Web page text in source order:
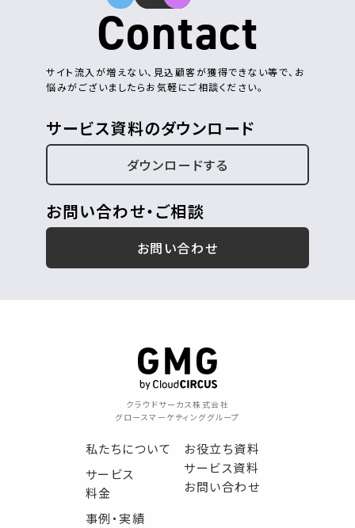
Contact
サイト流入が増えない、見込顧客が獲得できない等で、お
悩みがございましたらお気軽にご相談ください。
サービス資料のダウンロード
ダウンロードする
お問い合わせ・ご相談
お問い合わせ
クラウドサーカス株式会社
グロースマーケティンググループ
私たちについて
サービス
料金
事例・実績
お役立ち資料
サービス資料
お問い合わせ